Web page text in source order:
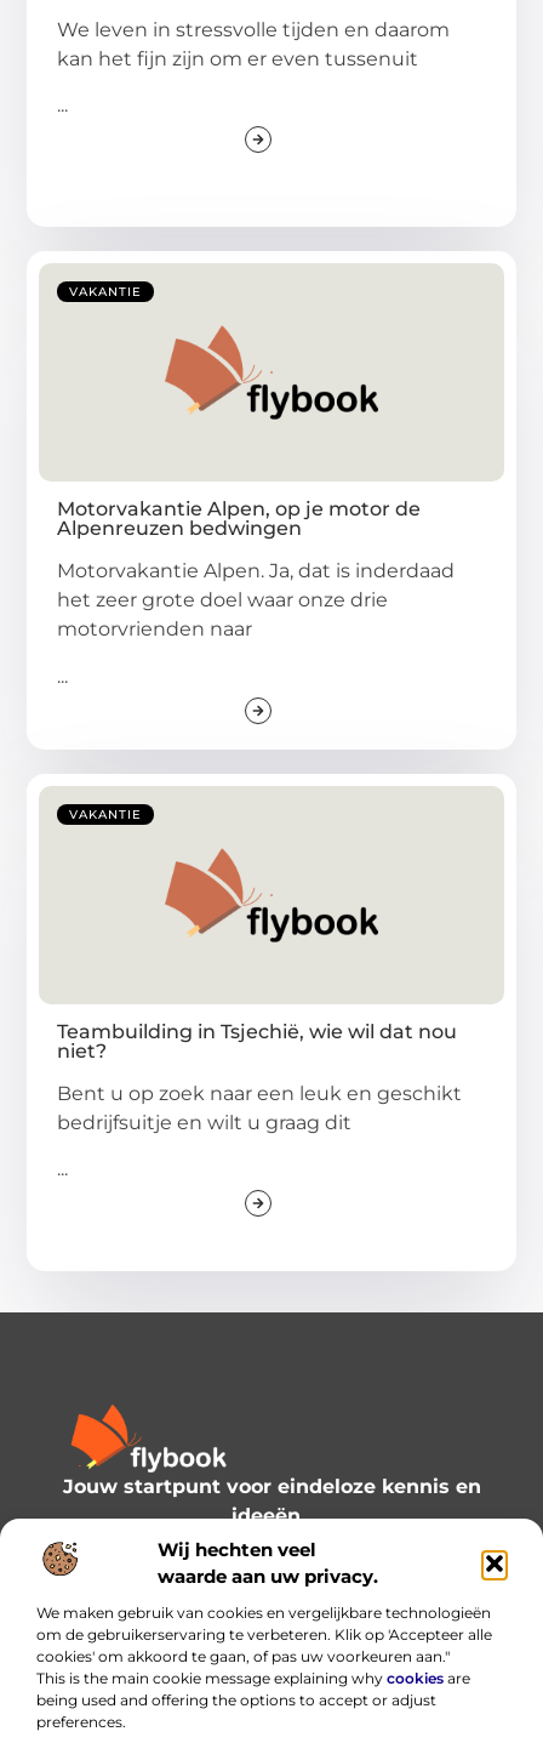
Wij hechten veel
waarde aan uw privacy.
We maken gebruik van cookies en vergelijkbare technologieën
om de gebruikerservaring te verbeteren. Klik op 'Accepteer alle
cookies' om akkoord te gaan, of pas uw voorkeuren aan."
This is the main cookie message explaining why cookies are
being used and offering the options to accept or adjust
preferences.
We leven in stressvolle tijden en daarom
kan het fijn zijn om er even tussenuit
...
VAKANTIE
Motorvakantie Alpen, op je motor de
Alpenreuzen bedwingen
Motorvakantie Alpen. Ja, dat is inderdaad
het zeer grote doel waar onze drie
motorvrienden naar
...
VAKANTIE
Teambuilding in Tsjechië, wie wil dat nou
niet?
Bent u op zoek naar een leuk en geschikt
bedrijfsuitje en wilt u graag dit
...
Jouw startpunt voor eindeloze kennis en
ideeën.
Verken onze blogs en artikelen en laat je
inspireren door een wereld vol inzichten.
Bericht categorie
Onze informatie